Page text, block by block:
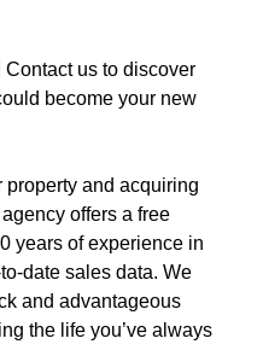
Contact us to discover
become your new
and acquiring
offers a free
years of experience in
date sales data. We
and advantageous
the life you’ve always